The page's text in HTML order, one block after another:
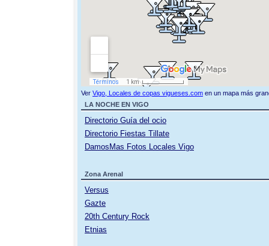
Ver Vigo, Locales de copas vigueses.com en un mapa más
LA NOCHE EN VIGO
Directorio Guía del ocio
Directorio Fiestas Tillate
DamosMas Fotos Locales Vigo
Zona Arenal
Versus
Gazte
20th Century Rock
Etnias